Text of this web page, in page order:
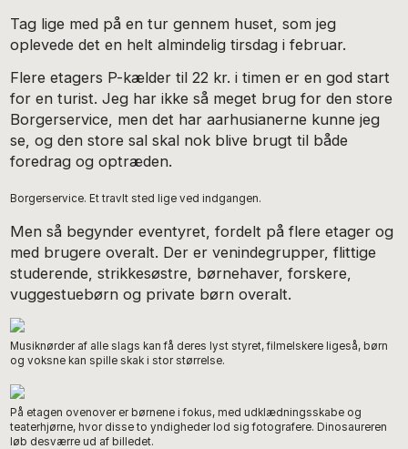
Tag lige med på en tur gennem huset, som jeg
oplevede det en helt almindelig tirsdag i februar.
Flere etagers P-kælder til 22 kr. i timen er en god start
for en turist. Jeg har ikke så meget brug for den store
Borgerservice, men det har aarhusianerne kunne jeg
se, og den store sal skal nok blive brugt til både
foredrag og optræden.
Borgerservice. Et travlt sted lige ved indgangen.
Men så begynder eventyret, fordelt på flere etager og
med brugere overalt. Der er venindegrupper, flittige
studerende, strikkesøstre, børnehaver, forskere,
vuggestuebørn og private børn overalt.
Musiknørder af alle slags kan få deres lyst styret, filmelskere ligeså, børn
og voksne kan spille skak i stor størrelse.
På etagen ovenover er børnene i fokus, med udklædningsskabe og
teaterhjørne, hvor disse to yndigheder lod sig fotografere. Dinosaureren
løb desværre ud af billedet.